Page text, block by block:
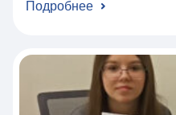
– это знакомство с
евангельские
младенцем Иисусом,
пастухи, восточные
увидели…
Подробнее